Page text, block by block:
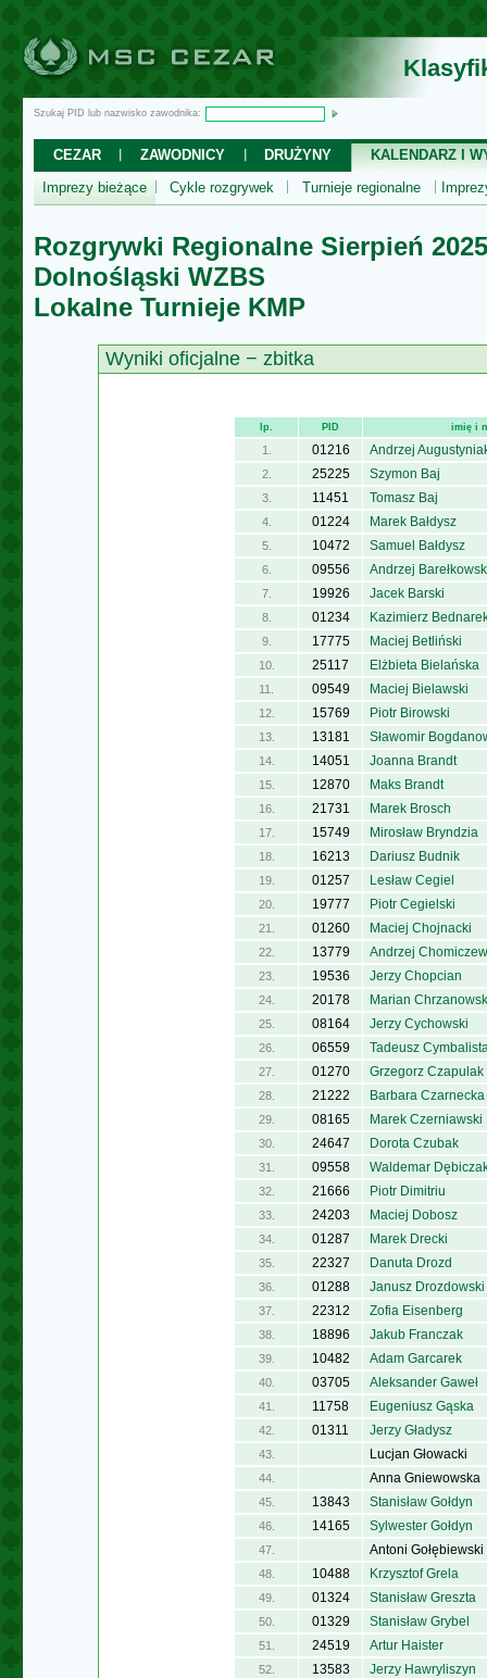
Szukaj PID lub nazwisko zawodnika:
CEZAR ZAWODNICY DRUŻYNY
KALENDARZ I
Imprezy bieżące
Cykle rozgrywek Turnieje regionalne
Rozgrywki Regionalne Sierpień 2025
Dolnośląski WZBS
Lokalne Turnieje KMP
Wyniki oficjalne − zbitka
lp. PID imię i
1. 01216 Andrzej
2. 25225 Szymon Baj
3. 11451 Tomasz Baj
4. 01224 Marek Bałdysz
5. 10472 Samuel Bałdysz
6. 09556 Andrzej
7. 19926 Jacek Barski
8. 01234 Kazimierz
9. 17775 Maciej Betliński
10. 25117 Elżbieta Bielańska
11. 09549 Maciej Bielawski
12. 15769 Piotr Birowski
13. 13181 Sławomir
14. 14051 Joanna Brandt
15. 12870 Maks Brandt
16. 21731 Marek Brosch
17. 15749 Mirosław Bryndzia
18. 16213 Dariusz Budnik
19. 01257 Lesław Cegiel
20. 19777 Piotr Cegielski
21. 01260 Maciej Chojnacki
22. 13779 Andrzej
23. 19536 Jerzy Chopcian
24. 20178 Marian
25. 08164 Jerzy Cychowski
26. 06559 Tadeusz
27. 01270 Grzegorz Czapulak
28. 21222 Barbara Czarnecka
29. 08165 Marek Czerniawski
30. 24647 Dorota Czubak
31. 09558 Waldemar
32. 21666 Piotr Dimitriu
33. 24203 Maciej Dobosz
34. 01287 Marek Drecki
35. 22327 Danuta Drozd
36. 01288 Janusz Drozdowski
37. 22312 Zofia Eisenberg
38. 18896 Jakub Franczak
39. 10482 Adam Garcarek
40. 03705 Aleksander Gaweł
41. 11758 Eugeniusz Gąska
42. 01311 Jerzy Gładysz
43. Lucjan Głowacki
44. Anna Gniewowska
45. 13843 Stanisław Gołdyn
46. 14165 Sylwester Gołdyn
47. Antoni Gołębiewski
48. 10488 Krzysztof Grela
49. 01324 Stanisław Greszta
50. 01329 Stanisław Grybel
51. 24519 Artur Haister
52. 13583 Jerzy Hawryliszyn